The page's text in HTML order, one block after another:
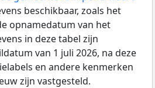
beschikbaar, zoals het
opnamedatum van het
in deze tabel zijn
van 1 juli 2026, na deze
en andere kenmerken
zijn vastgesteld.